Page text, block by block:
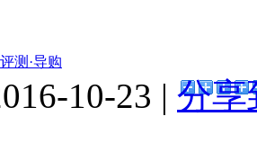
评测·导购
10-23 | 分享